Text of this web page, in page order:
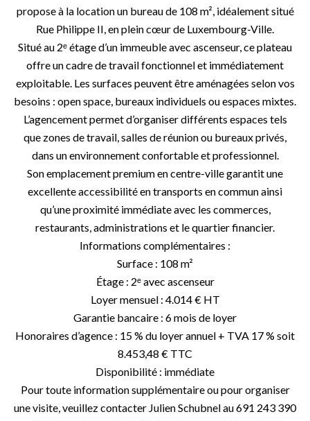
propose à la location un bureau de 108 m², idéalement situé
Rue Philippe II, en plein cœur de Luxembourg-Ville.
Situé au 2ᵉ étage d’un immeuble avec ascenseur, ce plateau
offre un cadre de travail fonctionnel et immédiatement
exploitable. Les surfaces peuvent être aménagées selon vos
besoins : open space, bureaux individuels ou espaces mixtes.
L’agencement permet d’organiser différents espaces tels
que zones de travail, salles de réunion ou bureaux privés,
dans un environnement confortable et professionnel.
Son emplacement premium en centre-ville garantit une
excellente accessibilité en transports en commun ainsi
qu’une proximité immédiate avec les commerces,
restaurants, administrations et le quartier financier.
Informations complémentaires :
Surface : 108 m²
Étage : 2ᵉ avec ascenseur
Loyer mensuel : 4.014 € HT
Garantie bancaire : 6 mois de loyer
Honoraires d’agence : 15 % du loyer annuel + TVA 17 % soit
8.453,48 € TTC
Disponibilité : immédiate
Pour toute information supplémentaire ou pour organiser
une visite, veuillez contacter Julien Schubnel au 691 243 390